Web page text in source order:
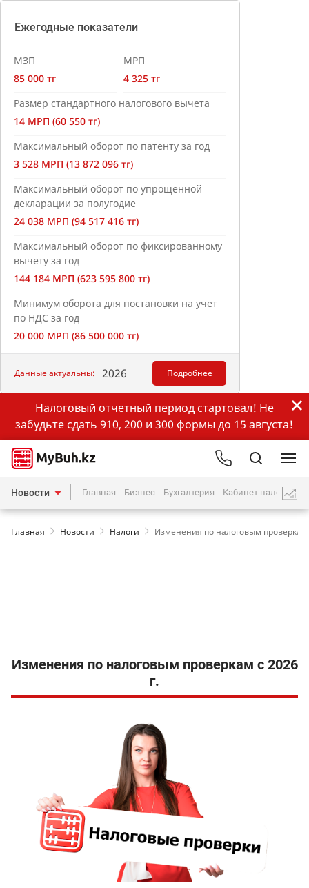
Ежегодные показатели
МЗП
85 000 тг
МРП
4 325 тг
Размер стандартного налогового вычета
14 МРП (60 550 тг)
Максимальный оборот по патенту за год
3 528 МРП (13 872 096 тг)
Максимальный оборот по упрощенной
декларации за полугодие
24 038 МРП (94 517 416 тг)
Максимальный оборот по фиксированному
вычету за год
144 184 МРП (623 595 800 тг)
Минимум оборота для постановки на учет
по НДС за год
20 000 МРП (86 500 000 тг)
Данные актуальны: 2026 Подробнее
Налоговый отчетный период стартовал! Не
забудьте сдать 910, 200 и 300 формы до 15 августа!
Новости Главная Бизнес Бухгалтерия Кабинет
Главная Новости Налоги Изменения по налоговым проверкам
Изменения по налоговым проверкам с 2026
г.